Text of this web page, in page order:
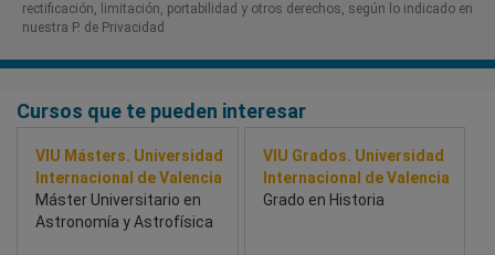
rectificación, limitación, portabilidad y otros derechos, según lo indicado en
nuestra P. de Privacidad​
Cursos que te pueden interesar
VIU Másters. Universidad
Internacional de Valencia
Máster Universitario en
Astronomía y Astrofísica
VIU Grados. Universidad
Internacional de Valencia
Grado en Historia